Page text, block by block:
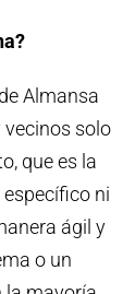
Almansa
vecinos solo
que es la
ni
ágil y
o un